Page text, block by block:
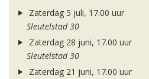
Zaterdag 5 juli, 17.00 uur
Sleutelstad 30
Zaterdag 28 juni, 17.00 uur
Sleutelstad 30
Zaterdag 21 juni, 17.00 uur